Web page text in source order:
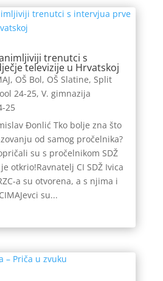
trenutci s
televizije u Hrvatskoj
, OŠ Bol, OŠ Slatine, Split
24-25, V. gimnazija
25
Đonlić Tko bolje zna što
od samog pročelnika?
su s pročelnikom SDŽ
otkrio!Ravnatelj CI SDŽ Ivica
a su otvorena, a s njima i
su...